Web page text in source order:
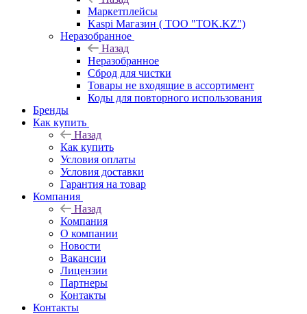
Маркетплейсы
Kaspi Магазин ( ТОО "TOK.KZ")
Неразобранное
Назад
Неразобранное
Сброд для чистки
Товары не входящие в ассортимент
Коды для повторного использования
Бренды
Как купить
Назад
Как купить
Условия оплаты
Условия доставки
Гарантия на товар
Компания
Назад
Компания
О компании
Новости
Вакансии
Лицензии
Партнеры
Контакты
Контакты